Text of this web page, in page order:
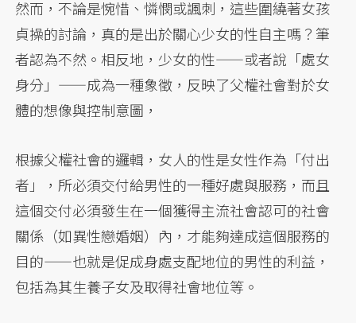
然而，不論是惋惜、憐憫或諷刺，這些圍繞著女孩
貞操的討論，真的是出於關心少女的性自主嗎？筆
者認為不然。相反地，少女的性——或者說「處女
身分」——成為一種象徵，反映了父權社會對於女
體的想像與控制意圖，
根據父權社會的邏輯，女人的性是女性作為「付出
者」，所必須交付給男性的一種好處與服務，而且
這個交付必須發生在一個獲得主流社會認可的社會
關係（如異性戀婚姻）內，才能夠達成這個服務的
目的——也就是促成身處支配地位的男性的利益，
包括為其生養子女及取得社會地位等。